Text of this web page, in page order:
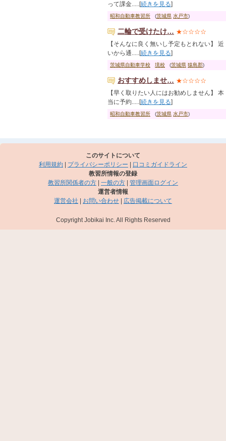
って課金.....[続きを見る]
昭和自動車教習所 (茨城県 水戸市)
二輪で受けたけ… ★☆☆☆☆
【そんなに良く無いし予定もとれない】 近
いから通.....[続きを見る]
茨城県自動車学校 境校 (茨城県 猿島郡)
おすすめしませ… ★☆☆☆☆
【早く取りたい人にはお勧めしません】 本
当に予約.....[続きを見る]
昭和自動車教習所 (茨城県 水戸市)
このサイトについて
利用規約
プライバシーポリシー
口コミガイドライン
教習所情報の登録
教習所関係者の方
一般の方
管理画面ログイン
運営者情報
運営会社
お問い合わせ 広告掲載について
Copyright Jobikai Inc. All Rights Reserved